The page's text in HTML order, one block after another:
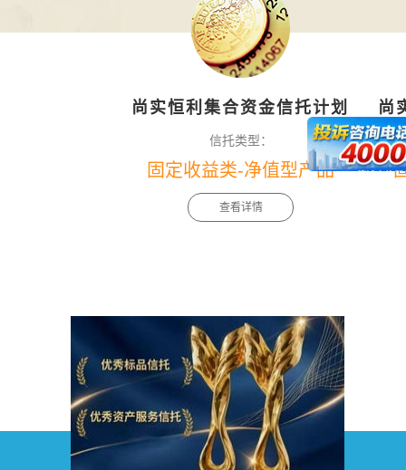
尚实恒利集合资金信托计划
信托类型：
固定收益类-净值型产品
查看详情
尚